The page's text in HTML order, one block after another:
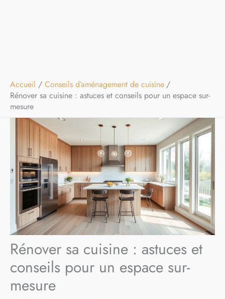
Accueil
Conseils d’aménagement de cuisine
Rénover sa cuisine : astuces et conseils pour un espace sur-
mesure
Rénover sa cuisine : astuces et
conseils pour un espace sur-
mesure